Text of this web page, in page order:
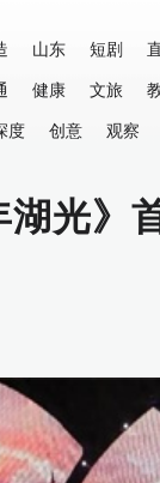
山东 短剧
健康 文旅
度 创意 观察
光》